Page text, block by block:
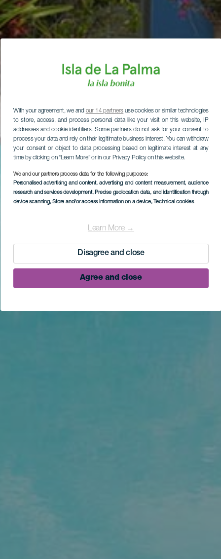
With your agreement, we and our 14 partners use cookies or similar technologies
to store, access, and process personal data like your visit on this website, IP
addresses and cookie identifiers. Some partners do not ask for your consent to
process your data and rely on their legitimate business interest. You can withdraw
your consent or object to data processing based on legitimate interest at any
time by clicking on “Learn More” or in our Privacy Policy on this website.
We and our partners process data for the following purposes:
Personalised advertising and content, advertising and content measurement, audience
research and services development, Precise geolocation data, and identification through
device scanning, Store and/or access information on a device, Technical cookies
Learn More →
Disagree and close
Agree and close